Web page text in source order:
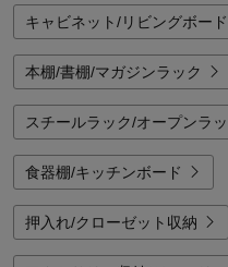
キャビネット/リビングボード
本棚/書棚/マガジンラック
スチールラック/オープンラ
食器棚/キッチンボード
押入れ/クローゼット収納